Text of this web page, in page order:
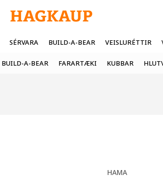
SÉRVARA BUILD-A-BEAR VEISLURÉTTIR
BUILD-A-BEAR FARARTÆKI KUBBAR
HAMA